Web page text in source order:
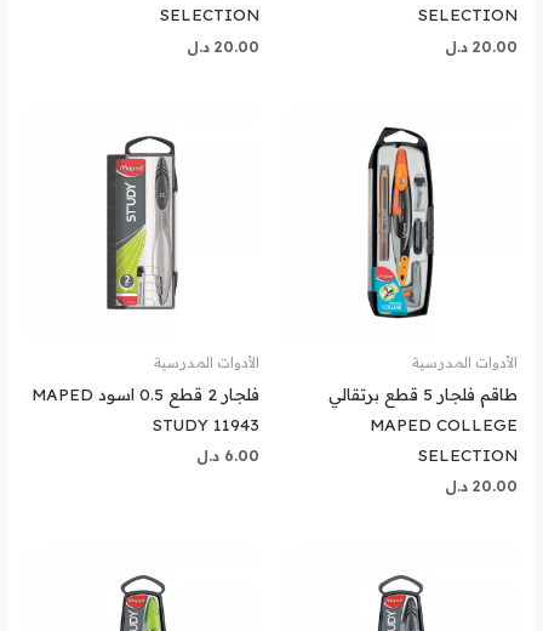
SELECTION
20.00 د.ل
SELECTION
20.00 د.ل
الأدوات المدرسية
طاقم فلجار 5 قطع برتقالي
MAPED COLLEGE
SELECTION
20.00 د.ل
الأدوات المدرسية
فلجار 2 قطع 0.5 اسود MAPED
STUDY 11943
6.00 د.ل